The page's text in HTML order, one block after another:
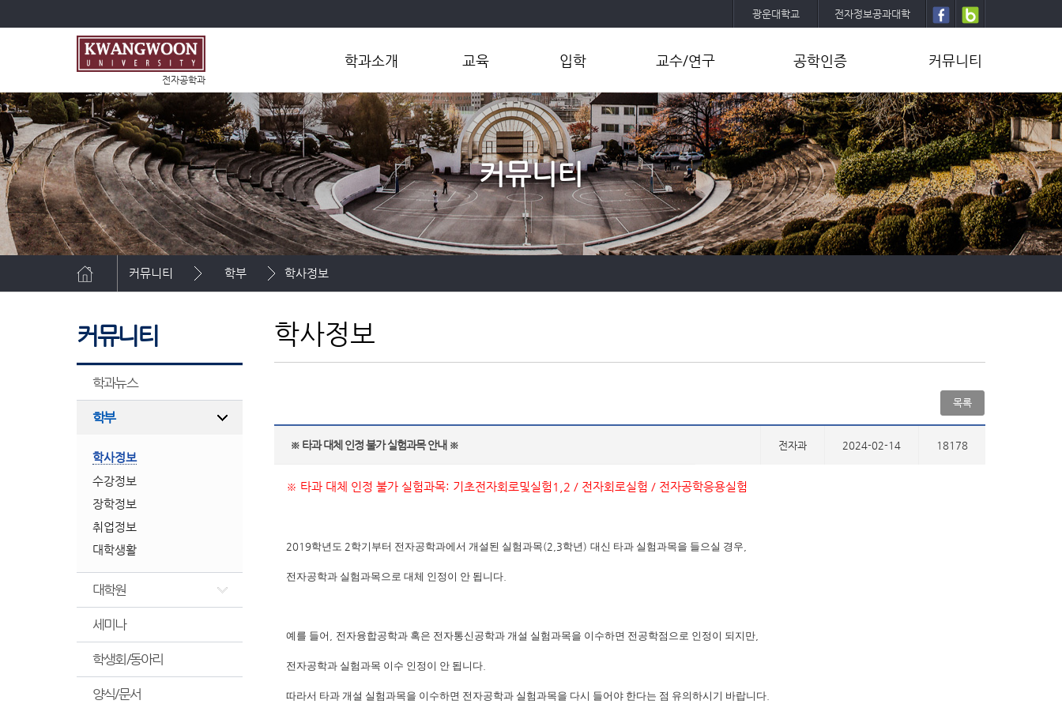
광운대학교 전자정보공과대학
전자공학과
학과소개
학과개요
학과장인사말
연혁
현황
조직 및 연락처
오시는길
교육
학부
대학원
입학
대학입학
대학원입학
편입학
교수/연구
교수소개
연구그룹
연구센터
연구성과
공학인증
공학인증소개
공학인증내규
프로그램설명
설문조사
졸업작품(캡스톤설계)
커뮤니티
학과뉴스
학부
대학원
세미나
학생회/동아리
양식/문서
동문
커뮤니티
커뮤니티 학부 학사정보
커뮤니티
학과뉴스
학부
학사정보
수강정보
장학정보
취업정보
대학생활
대학원
세미나
학생회/동아리
양식/문서
학사정보
목록
※ 타과 대체 인정 불가 실험과목 안내 ※ 전자과 2024-02-14 18178
※ 타과 대체 인정 불가 실험과목: 기초전자회로및실험 1,2 / 전자회로실험 / 전자공학응용실험
2019학년도 2학기부터 전자공학과에서 개설된 실험과목(2,3학년) 대신 타과 실험과목을 들으실 경우
전자공학과 실험과목으로 대체 인정이 안 됩니다
예를 들어 전자융합공학과 혹은 전자통신공학과 개설 실험과목을 이수하면 전공학점으로 인정이 되지만
전자공학과 실험과목 이수 인정이 안 됩니다
따라서 타과 개설 실험과목을 이수하면 전자공학과 실험과목을 다시 들어야 한다는 점 유의하시기 바랍니다